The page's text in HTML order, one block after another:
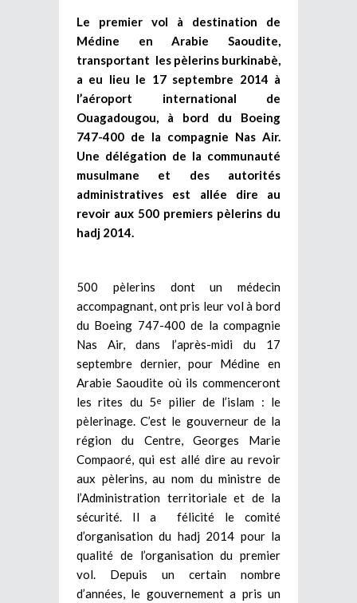
Le premier vol à destination de
Médine en Arabie Saoudite,
transportant les pèlerins burkinabè,
a eu lieu le 17 septembre 2014 à
l’aéroport international de
Ouagadougou, à bord du Boeing
747-400 de la compagnie Nas Air.
Une délégation de la communauté
musulmane et des autorités
administratives est allée dire au
revoir aux 500 premiers pèlerins du
hadj 2014.
500 pèlerins dont un médecin
accompagnant, ont pris leur vol à bord
du Boeing 747-400 de la compagnie
Nas Air, dans l’après-midi du 17
septembre dernier, pour Médine en
Arabie Saoudite où ils commenceront
les rites du 5e
pilier de l’islam : le
pèlerinage. C’est le gouverneur de la
région du Centre, Georges Marie
Compaoré, qui est allé dire au revoir
aux pèlerins, au nom du ministre de
l’Administration territoriale et de la
sécurité. Il a félicité le comité
d’organisation du hadj 2014 pour la
qualité de l’organisation du premier
vol. Depuis un certain nombre
d’années, le gouvernement a pris un